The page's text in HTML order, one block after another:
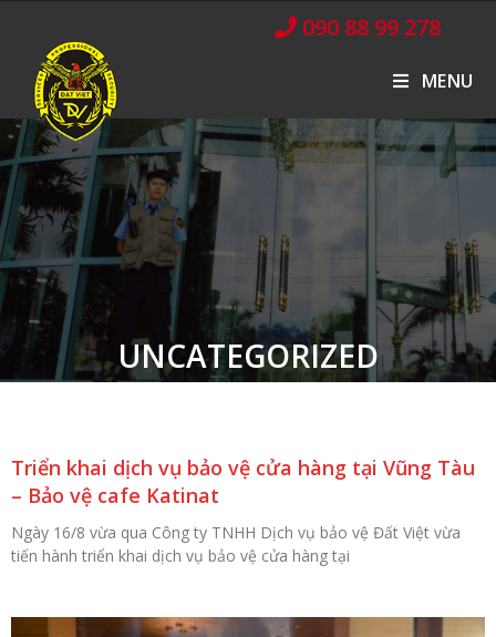
090 88 99 278
MENU
UNCATEGORIZED
Triển khai dịch vụ bảo vệ cửa hàng tại Vũng Tàu
– Bảo vệ cafe Katinat
Ngày 16/8 vừa qua Công ty TNHH Dịch vụ bảo vệ Đất Việt vừa
tiến hành triển khai dịch vụ bảo vệ cửa hàng tại